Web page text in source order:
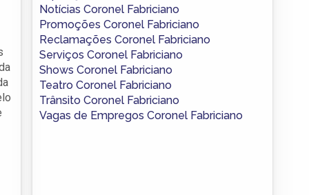
Notícias Coronel Fabriciano
Promoções Coronel Fabriciano
Reclamações Coronel Fabriciano
Serviços Coronel Fabriciano
Shows Coronel Fabriciano
Teatro Coronel Fabriciano
Trânsito Coronel Fabriciano
Vagas de Empregos Coronel Fabriciano